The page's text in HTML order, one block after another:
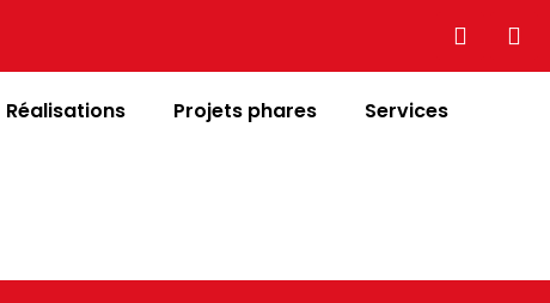
Réalisations Projets phares
Services